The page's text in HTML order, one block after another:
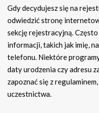
Gdy decydujesz się na
odwiedzić stronę
sekcję rejestracyjną.
informacji, takich jak imię,
telefonu. Niektóre
daty urodzenia czy adresu
zapoznać się z
uczestnictwa.